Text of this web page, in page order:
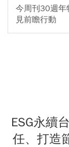
今周刊30週年
見前瞻行動
ESG永續
任、打造